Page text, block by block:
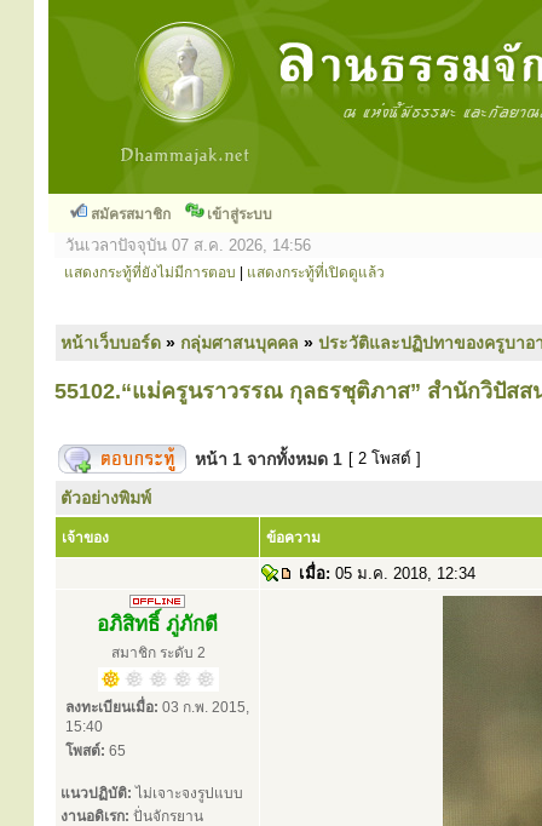
สมัครสมาชิก เข้าสู่ระบบ
วันเวลาปัจจุบัน 07 ส.ค. 2026, 14:56
แสดงกระทู้ที่ยังไม่มีการตอบ แสดงกระทู้ที่เปิดดูแล้ว
หน้าเว็บบอร์ด » กลุ่มศาสนบุคคล » ประวัติและปฏิปทาของครูบาอ
55102.“แม่ครูนราวรรณ กุลธรชุติภาส” สำนักวิปัส
หน้า 1 จากทั้งหมด 1 [ 2 โพสต์ ]
ตัวอย่างพิมพ์
เจ้าของ ข้อความ
เมื่อ: 05 ม.ค. 2018, 12:34
อภิสิทธิ์ ภู่ภักดี
สมาชิก ระดับ 2
ลงทะเบียนเมื่อ: 03 ก.พ. 2015,
15:40
โพสต์: 65
แนวปฏิบัติ: ไม่เจาะจงรูปแบบ
งานอดิเรก: ปั่นจักรยาน